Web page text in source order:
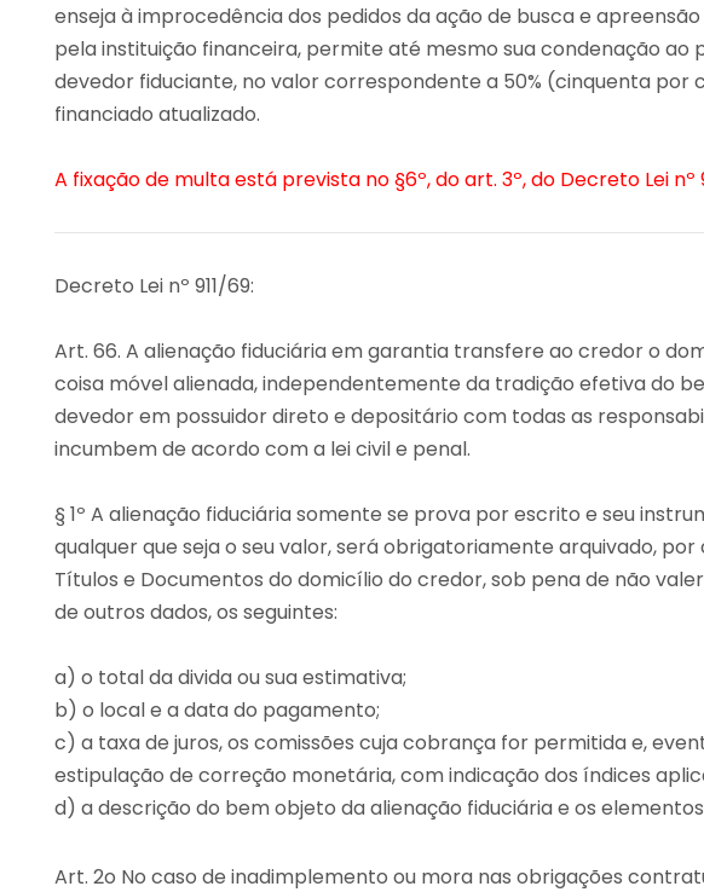
enseja à improcedência dos pedidos da ação de busca e
pela instituição financeira, permite até mesmo sua condenação
devedor fiduciante, no valor correspondente a 50% (cinquenta
financiado atualizado.
A fixação de multa está prevista no §6º, do art. 3º, do Decreto Lei nº
Decreto Lei nº 911/69:
Art. 66. A alienação fiduciária em garantia transfere ao credor o
coisa móvel alienada, independentemente da tradição efetiva do
devedor em possuidor direto e depositário com todas as
incumbem de acordo com a lei civil e penal.
§ 1º A alienação fiduciária somente se prova por escrito e seu
qualquer que seja o seu valor, será obrigatoriamente arquivado,
Títulos e Documentos do domicílio do credor, sob pena de não
de outros dados, os seguintes:
a) o total da divida ou sua estimativa;
b) o local e a data do pagamento;
c) a taxa de juros, os comissões cuja cobrança for permitida e,
estipulação de correção monetária, com indicação dos índices
d) a descrição do bem objeto da alienação fiduciária e os
Art. 2o No caso de inadimplemento ou mora nas obrigações